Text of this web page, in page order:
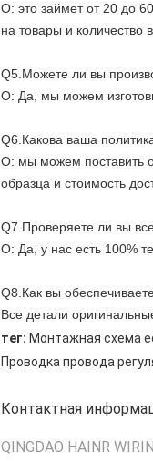
О: это займет от 20 до
на товары и количество
Q5.Можете ли вы
О: Да, мы можем
Q6.Какова ваша
О: мы можем поставить
образца и стоимость
Q7.Проверяете ли вы
О: Да, у нас есть 100%
Q8.Как вы
Все детали
тег: Монтажная схема
Проводка провода
Контактная
QINGDAO HAINR